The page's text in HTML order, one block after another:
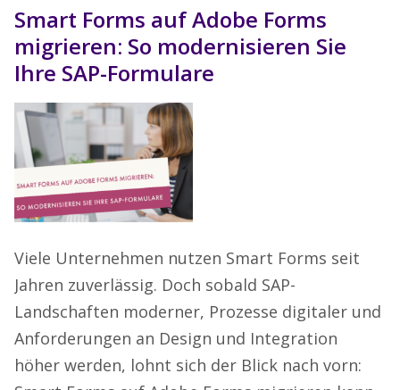
Smart Forms auf Adobe Forms
migrieren: So modernisieren Sie
Ihre SAP-Formulare
Viele Unternehmen nutzen Smart Forms seit
Jahren zuverlässig. Doch sobald SAP-
Landschaften moderner, Prozesse digitaler und
Anforderungen an Design und Integration
höher werden, lohnt sich der Blick nach vorn: